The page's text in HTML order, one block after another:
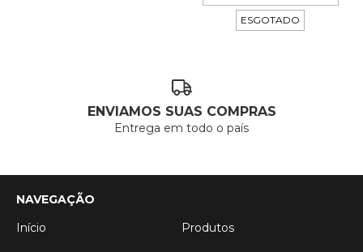
ESGOTADO
ENVIAMOS SUAS COMPRAS
Entrega em todo o país
NAVEGAÇÃO
Início
Produtos